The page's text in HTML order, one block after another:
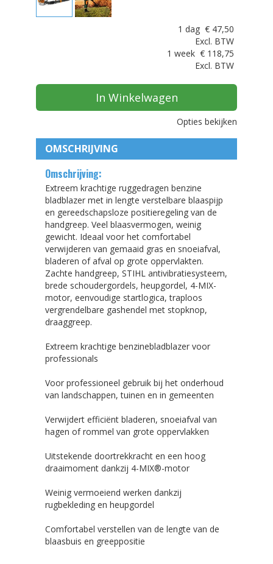
1 dag € 47,50
Excl. BTW
1 week € 118,75
Excl. BTW
In Winkelwagen
Opties bekijken
OMSCHRIJVING
Omschrijving:
Extreem krachtige ruggedragen benzine
bladblazer met in lengte verstelbare blaaspijp
en gereedschapsloze positieregeling van de
handgreep. Veel blaasvermogen, weinig
gewicht. Ideaal voor het comfortabel
verwijderen van gemaaid gras en snoeiafval,
bladeren of afval op grote oppervlakten.
Zachte handgreep, STIHL antivibratiesysteem,
brede schoudergordels, heupgordel, 4-MIX-
motor, eenvoudige startlogica, traploos
vergrendelbare gashendel met stopknop,
draaggreep.
Extreem krachtige benzinebladblazer voor
professionals
Voor professioneel gebruik bij het onderhoud
van landschappen, tuinen en in gemeenten
Verwijdert efficiënt bladeren, snoeiafval van
hagen of rommel van grote oppervlakken
Uitstekende doortrekkracht en een hoog
draaimoment dankzij 4-MIX®-motor
Weinig vermoeiend werken dankzij
rugbekleding en heupgordel
Comfortabel verstellen van de lengte van de
blaasbuis en greeppositie